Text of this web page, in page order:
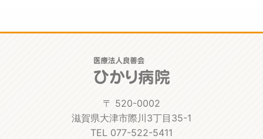
〒 520-0002
滋賀県大津市際川3丁目35-1
TEL 077-522-5411